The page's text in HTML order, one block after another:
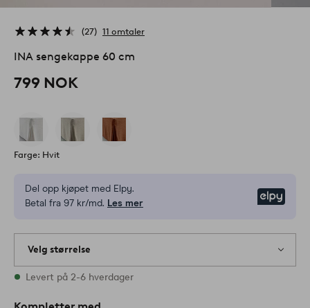
27 11 omtaler
INA sengekappe 60 cm
799 NOK
Farge: Hvit
Del opp kjøpet med Elpy.
Betal fra 97 kr/md. Les mer
Velg størrelse
Alle størrelser finnes på lager
Levert på 2-6 hverdager